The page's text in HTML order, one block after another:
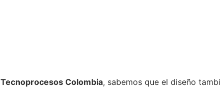
Tecnoprocesos Colombia, sabemos que el diseño